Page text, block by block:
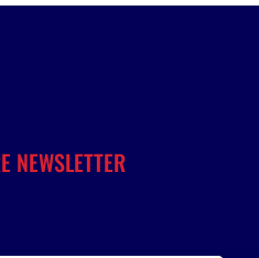
NEWSLETTER